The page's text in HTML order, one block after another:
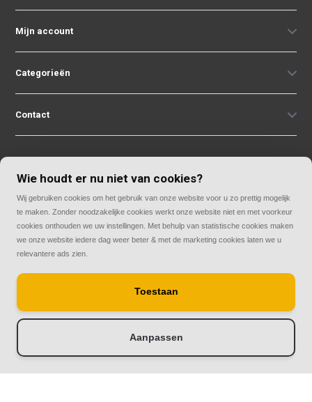
Mijn account
Categorieën
Contact
© Copyright 2026
Rolluiken33 | Thuis in rolluiken
Wie houdt er nu niet van cookies?
Wij gebruiken cookies om het gebruik van onze website voor u zo prettig mogelijk
te maken. Zonder noodzakelijke cookies werkt onze website niet en met voorkeur
cookies onthouden we uw instellingen. Met behulp van statistische cookies maken
we onze website iedere dag weer beter & met de marketing cookies laten we u
relevantere ads zien.
Toestaan
Aanpassen